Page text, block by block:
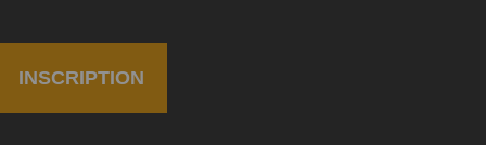
INSCRIPTION